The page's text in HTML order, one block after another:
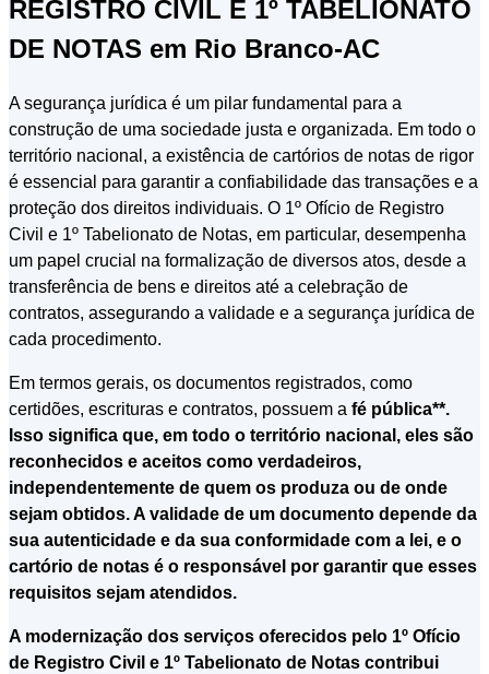
REGISTRO CIVIL E 1º TABELIONATO
DE NOTAS em Rio Branco-AC
A segurança jurídica é um pilar fundamental para a
construção de uma sociedade justa e organizada. Em todo o
território nacional, a existência de cartórios de notas de rigor
é essencial para garantir a confiabilidade das transações e a
proteção dos direitos individuais. O 1º Ofício de Registro
Civil e 1º Tabelionato de Notas, em particular, desempenha
um papel crucial na formalização de diversos atos, desde a
transferência de bens e direitos até a celebração de
contratos, assegurando a validade e a segurança jurídica de
cada procedimento.
Em termos gerais, os documentos registrados, como
certidões, escrituras e contratos, possuem a fé pública**.
Isso significa que, em todo o território nacional, eles são
reconhecidos e aceitos como verdadeiros,
independentemente de quem os produza ou de onde
sejam obtidos. A validade de um documento depende da
sua autenticidade e da sua conformidade com a lei, e o
cartório de notas é o responsável por garantir que esses
requisitos sejam atendidos.
A modernização dos serviços oferecidos pelo 1º Ofício
de Registro Civil e 1º Tabelionato de Notas contribui